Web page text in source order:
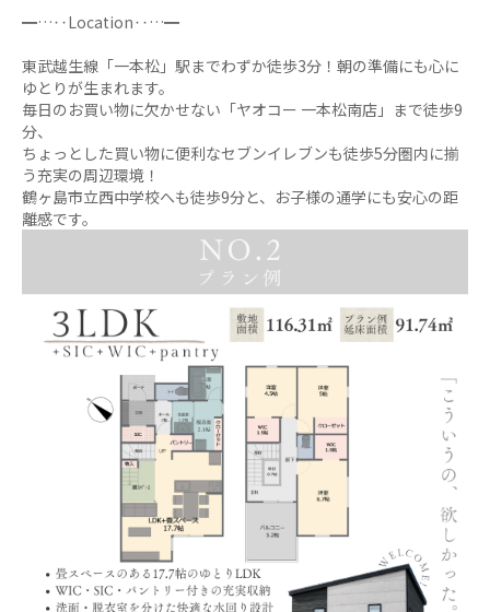
━…‥Location‥…━
東武越生線「一本松」駅までわずか徒歩3分！朝の準備にも心に
ゆとりが生まれます。
毎日のお買い物に欠かせない「ヤオコー 一本松南店」まで徒歩9
分、
ちょっとした買い物に便利なセブンイレブンも徒歩5分圏内に揃
う充実の周辺環境！
鶴ヶ島市立西中学校へも徒歩9分と、お子様の通学にも安心の距
離感です。